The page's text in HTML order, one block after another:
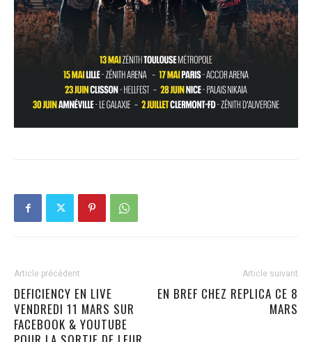
Article précédent
DEFICIENCY EN LIVE
VENDREDI 11 MARS SUR
FACEBOOK & YOUTUBE
Article suivant
EN BREF CHEZ REPLICA CE 8
MARS